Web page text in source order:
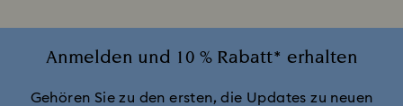
Anmelden und 10 % Rabatt* erhalten
Gehören Sie zu den ersten, die Updates zu neuen